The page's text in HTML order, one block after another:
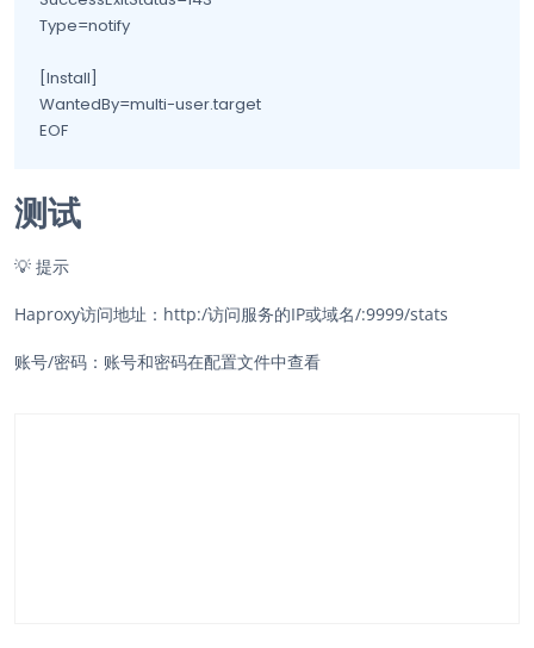
Type=notify
[Install]
WantedBy=multi-user.target
EOF
测试
💡 提示
Haproxy访问地址：http:/访问服务的IP或域名/:9999/stats
账号/密码：账号和密码在配置文件中查看